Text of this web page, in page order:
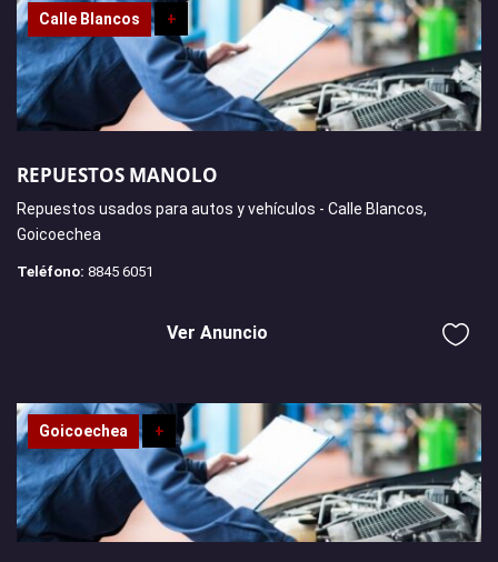
Calle Blancos +
REPUESTOS MANOLO
Repuestos usados para autos y vehículos - Calle Blancos,
Goicoechea
Teléfono: 8845 6051
Ver Anuncio
Goicoechea +